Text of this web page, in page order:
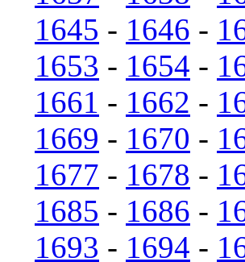
1645 - 1646 -
1653 - 1654 -
1661 - 1662 -
1669 - 1670 -
1677 - 1678 -
1685 - 1686 -
1693 - 1694 -